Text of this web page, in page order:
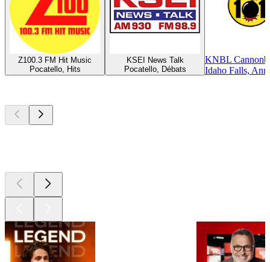
Z100.3 FM Hit Music
Pocatello, Hits
KSEI News Talk
Pocatello, Débats
KNBL
Idaho Falls,